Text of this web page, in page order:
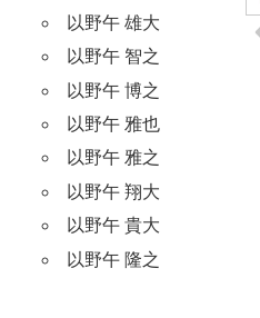
以野午 雄大
以野午 智之
以野午 博之
以野午 雅也
以野午 雅之
以野午 翔大
以野午 貴大
以野午 隆之